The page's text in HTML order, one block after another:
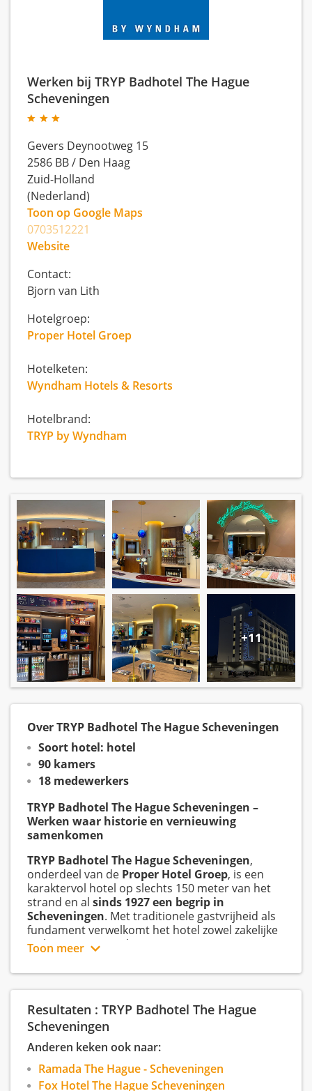
Werken bij TRYP Badhotel The Hague
Scheveningen
Gevers Deynootweg 15
2586 BB/ Den Haag
Zuid-Holland
(Nederland)
Toon op Google Maps
0703512221
Website
Contact:
Bjorn van Lith
Hotelgroep:
Proper Hotel Groep
Hotelketen:
Wyndham Hotels & Resorts
Hotelbrand:
TRYP by Wyndham
+11
Over TRYP Badhotel The Hague Scheveningen
Soort hotel: hotel
90 kamers
18 medewerkers
TRYP Badhotel The Hague Scheveningen –
Werken waar historie en vernieuwing
samenkomen
TRYP Badhotel The Hague Scheveningen,
onderdeel van de Proper Hotel Groep, is een
karaktervol hotel op slechts 150 meter van het
strand en al sinds 1927 een begrip in
Scheveningen. Met traditionele gastvrijheid als
fundament verwelkomt het hotel zowel zakelijke
en leisure gasten als groepen.
Nederlandse kust. Dankzij de unieke ligging
tussen de Noordzee en de internationale stad
Den Haag vormt het hotel een dynamische
bestemming waar ontspanning en zakelijke
mogelijkheden samenkomen.
Toon meer
Resultaten : TRYP Badhotel The Hague
Scheveningen
Anderen keken ook naar:
Ramada The Hague - Scheveningen
Fox Hotel The Hague Scheveningen